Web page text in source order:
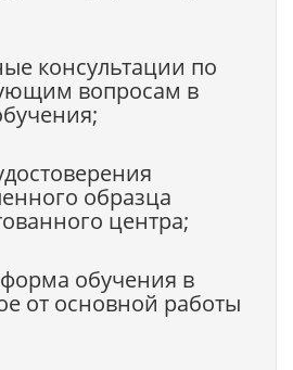
консультации по
вопросам в
образца
центра;
обучения в
от основной работы